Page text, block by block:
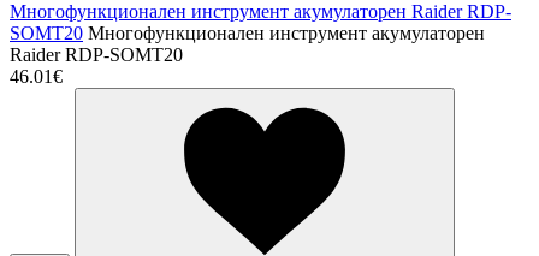
Многофункционален инструмент акумулаторен Raider RDP-
SOMT20 Многофункционален инструмент акумулаторен
Raider RDP-SOMT20
46.01€